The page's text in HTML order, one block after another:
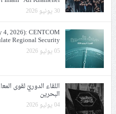
30 يونيو 2026
4, 2026): CENTCOM
Regional Security
05 يوليو 2026
اللقاء الدوريّ لقوى
البحرين
04 يوليو 2026